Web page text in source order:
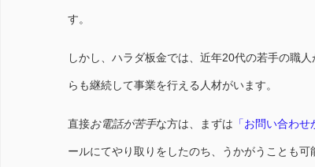
す。
しかし、ハラダ板金では、近年20代の若手の職
らも継続して事業を行える人材がいます。
直接お電話が苦手な方は、まずは 「お問い合わせ
ールにてやり取りをしたのち、うかがうことも可